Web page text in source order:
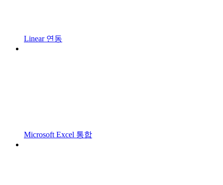
Linear 연동
Microsoft Excel 통합